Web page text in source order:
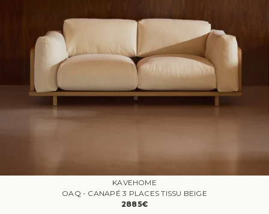
KAVEHOME
OAQ - CANAPÉ 3 PLACES TISSU BEIGE
2885€